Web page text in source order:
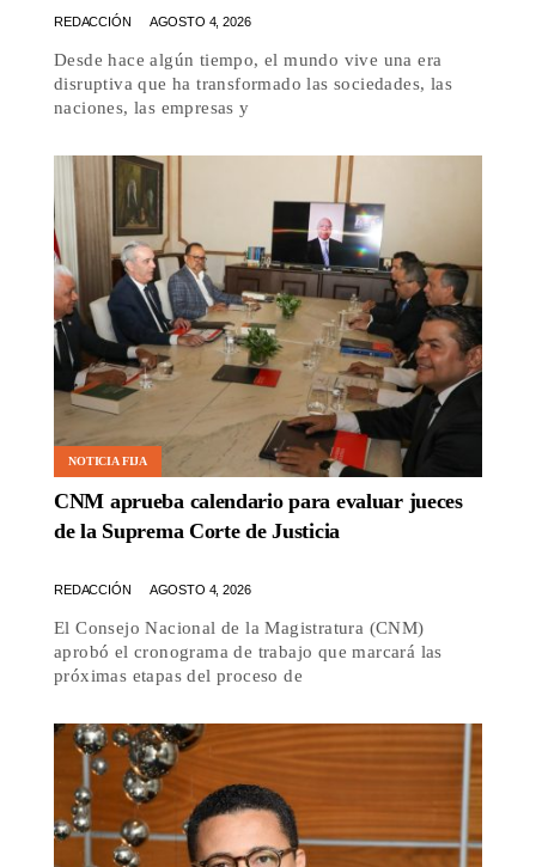
REDACCIÓN AGOSTO 4, 2026
Desde hace algún tiempo, el mundo vive una era
disruptiva que ha transformado las sociedades, las
naciones, las empresas y
NOTICIA FIJA
CNM aprueba calendario para evaluar jueces
de la Suprema Corte de Justicia
REDACCIÓN AGOSTO 4, 2026
El Consejo Nacional de la Magistratura (CNM)
aprobó el cronograma de trabajo que marcará las
próximas etapas del proceso de